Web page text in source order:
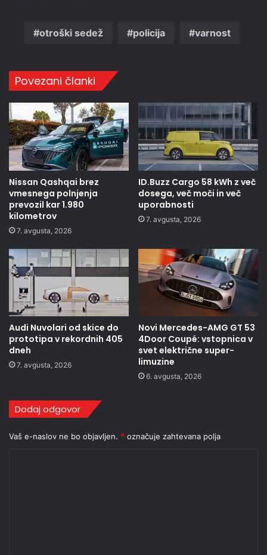
otroški sedež policija varnost
Povezani članki
Nissan Qashqai brez
vmesnega polnjenja
prevozil kar 1.980
kilometrov
7. avgusta, 2026
ID.Buzz Cargo 58 kWh z več
dosega, več moči in več
uporabnosti
7. avgusta, 2026
Audi Nuvolari od skice do
prototipa v rekordnih 405
dneh
7. avgusta, 2026
Novi Mercedes-AMG GT 53
4Door Coupé: vstopnica v
svet električne super-
limuzine
6. avgusta, 2026
Dodaj odgovor
Vaš e-naslov ne bo objavljen. * označuje zahtevana polja